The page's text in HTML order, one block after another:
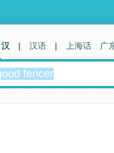
| 汉语 | 上海话 广